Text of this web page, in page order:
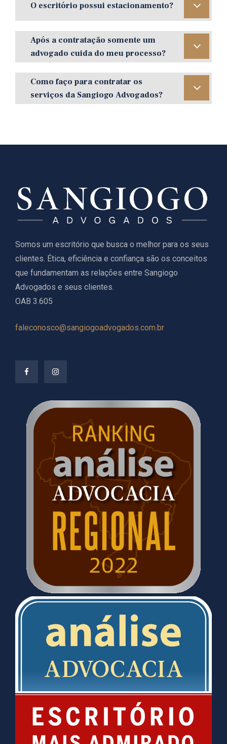
O escritório possui estacionamento?
Após a contratação somente um
advogado cuida do meu processo?
Como faço para contratar os
serviços da Sangiogo Advogados?
Somos um escritório que busca o melhor para os seus
clientes. Ética, eficiência e confiança são os conceitos
que fundamentam as relações entre Sangiogo
Advogados e seus clientes.
OAB 3.605
faleconosco@sangiogoadvogados.com.br